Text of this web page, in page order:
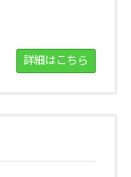
詳細はこちら